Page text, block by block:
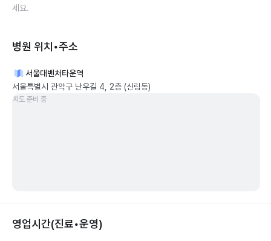
세요.
병원 위치•주소
서울대벤처타운역
서울특별시 관악구 난우길 4, 2층 (신림동)
지도 준비 중
영업시간(진료•운영)